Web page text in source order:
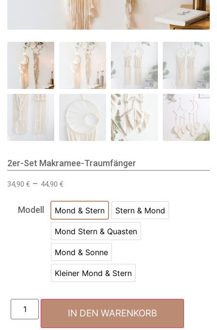
2er-Set Makramee-Traumfänger
34,90 € – 44,90 €
Modell Mond & Stern Stern & Mond
Mond Stern & Quasten
Mond & Sonne
Kleiner Mond & Stern
IN DEN WARENKORB